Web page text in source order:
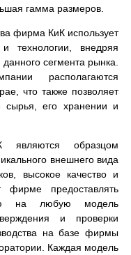
гамма размеров.
фирма КиК использует
технологии, внедряя
сегмента рынка.
располагаются
что также позволяет
сырья, его хранении и
являются образцом
внешнего вида
высокое качество и
фирме предоставлять
на любую модель
и проверки
на базе фирмы
Каждая модель